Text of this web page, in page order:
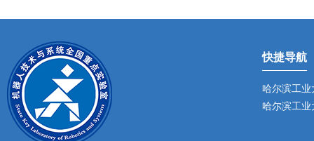
快捷导航
哈尔滨工业
哈尔滨工业